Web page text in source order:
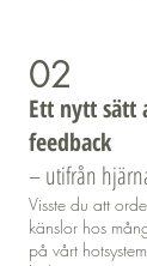
02
Ett nytt sätt
feedback
– utifrån
Visste du att
känslor hos
på vårt